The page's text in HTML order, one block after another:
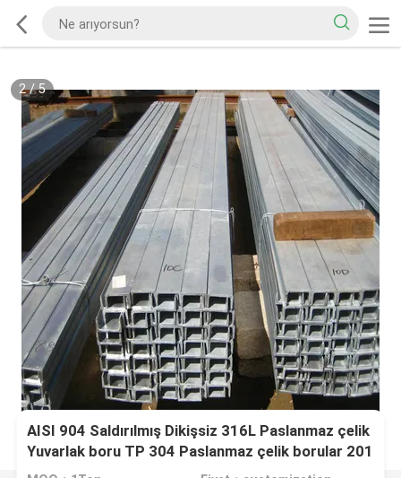
2/5
AISI 904 Saldırılmış Dikişsiz 316L Paslanmaz çelik
Yuvarlak boru TP 304 Paslanmaz çelik borular 201
Paslanmaz çelik kare boru